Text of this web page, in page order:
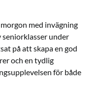
med invägning
senior­klasser under
på att skapa en god
och en tydlig
för både